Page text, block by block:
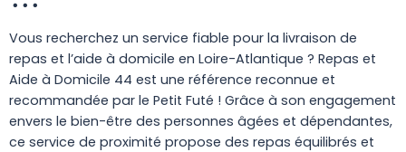
Vous recherchez un service fiable pour la livraison de
repas et l’aide à domicile en Loire-Atlantique ? Repas et
Aide à Domicile 44 est une référence reconnue et
recommandée par le Petit Futé ! Grâce à son engagement
envers le bien-être des personnes âgées et dépendantes,
ce service de proximité propose des repas équilibrés et